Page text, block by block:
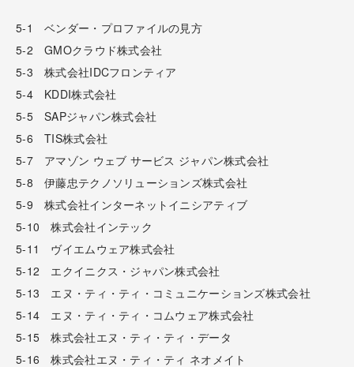
5-1 ベンダー・プロファイルの見方
5-2 GMOクラウド株式会社
5-3 株式会社IDCフロンティア
5-4 KDDI株式会社
5-5 SAPジャパン株式会社
5-6 TIS株式会社
5-7 アマゾン ウェブ サービス ジャパン株式会社
5-8 伊藤忠テクノソリューションズ株式会社
5-9 株式会社インターネットイニシアティブ
5-10 株式会社インテック
5-11 ヴイエムウェア株式会社
5-12 エクイニクス・ジャパン株式会社
5-13 エヌ・ティ・ティ・コミュニケーションズ株式会社
5-14 エヌ・ティ・ティ・コムウェア株式会社
5-15 株式会社エヌ・ティ・ティ・データ
5-16 株式会社エヌ・ティ・ティ ネオメイト